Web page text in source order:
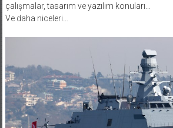
çalışmalar, tasarım ve yazılım konuları…
Ve daha niceleri…